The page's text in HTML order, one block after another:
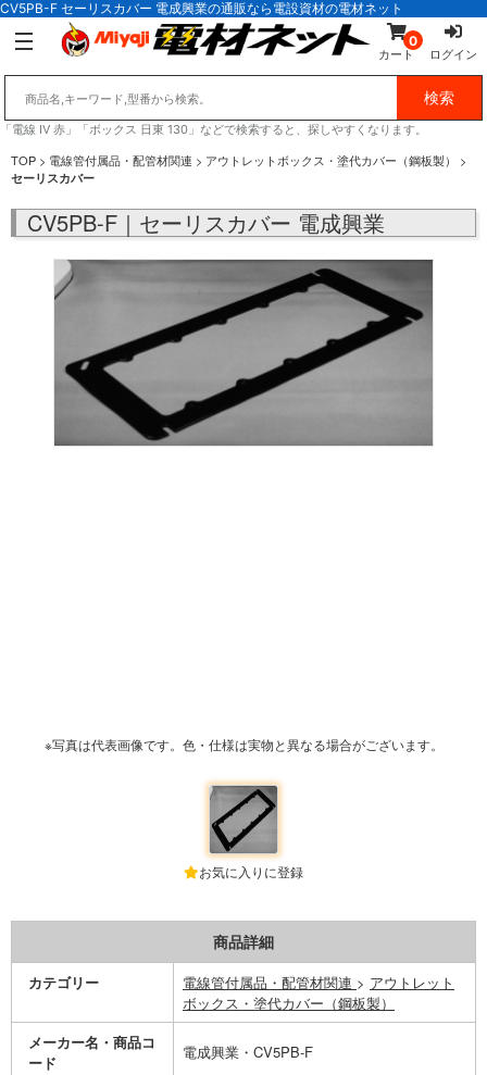
CV5PB-F セーリスカバー 電成興業の通販なら電設資材の電材ネット
0
カート ログイン
「電線 IV 赤」「ボックス 日東 130」などで検索すると、探しやすくなります。
TOP > 電線管付属品・配管材関連 > アウトレットボックス・塗代カバー（鋼板製） >
セーリスカバー
CV5PB-F｜セーリスカバー 電成興業
※写真は代表画像です。色・仕様は実物と異なる場合がございます。
お気に入りに登録
商品詳細
カテゴリー 電線管付属品・配管材関連 > アウトレット
ボックス・塗代カバー（鋼板製）
メーカー名・商品コ
ード
電成興業・CV5PB-F